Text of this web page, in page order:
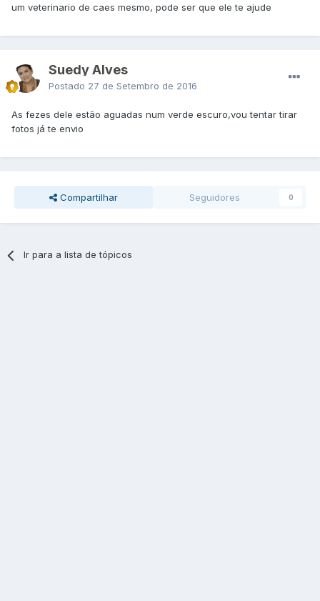
um veterinario de caes mesmo, pode ser que ele te ajude
Suedy Alves
Postado 27 de Setembro de 2016
As fezes dele estão aguadas num verde escuro,vou tentar tirar
fotos já te envio
Compartilhar Seguidores 0
Ir para a lista de tópicos